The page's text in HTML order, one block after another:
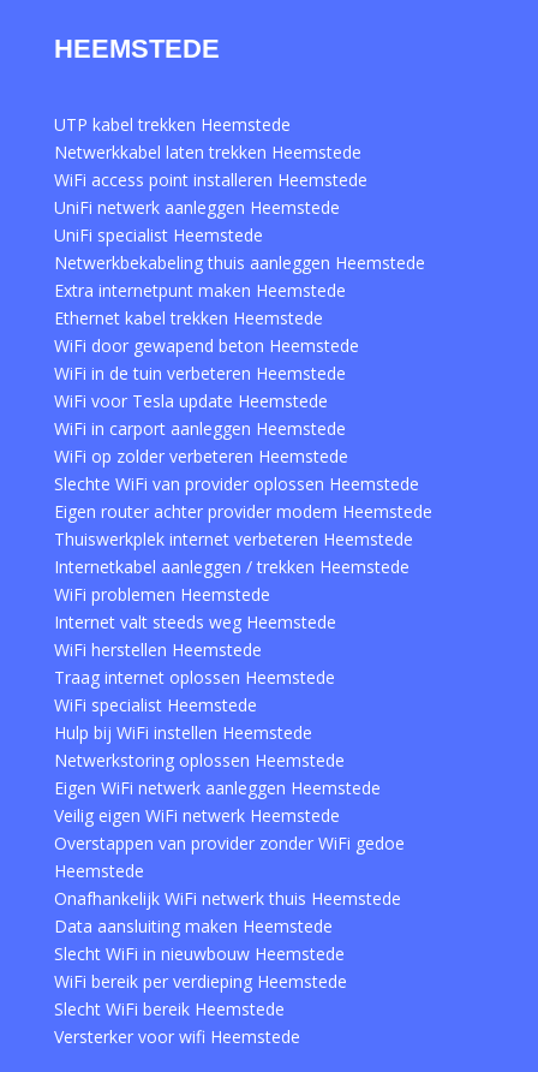
HEEMSTEDE
UTP kabel trekken Heemstede
Netwerkkabel laten trekken Heemstede
WiFi access point installeren Heemstede
UniFi netwerk aanleggen Heemstede
UniFi specialist Heemstede
Netwerkbekabeling thuis aanleggen Heemstede
Extra internetpunt maken Heemstede
Ethernet kabel trekken Heemstede
WiFi door gewapend beton Heemstede
WiFi in de tuin verbeteren Heemstede
WiFi voor Tesla update Heemstede
WiFi in carport aanleggen Heemstede
WiFi op zolder verbeteren Heemstede
Slechte WiFi van provider oplossen Heemstede
Eigen router achter provider modem Heemstede
Thuiswerkplek internet verbeteren Heemstede
Internetkabel aanleggen / trekken Heemstede
WiFi problemen Heemstede
Internet valt steeds weg Heemstede
WiFi herstellen Heemstede
Traag internet oplossen Heemstede
WiFi specialist Heemstede
Hulp bij WiFi instellen Heemstede
Netwerkstoring oplossen Heemstede
Eigen WiFi netwerk aanleggen Heemstede
Veilig eigen WiFi netwerk Heemstede
Overstappen van provider zonder WiFi gedoe
Heemstede
Onafhankelijk WiFi netwerk thuis Heemstede
Data aansluiting maken Heemstede
Slecht WiFi in nieuwbouw Heemstede
WiFi bereik per verdieping Heemstede
Slecht WiFi bereik Heemstede
Versterker voor wifi Heemstede